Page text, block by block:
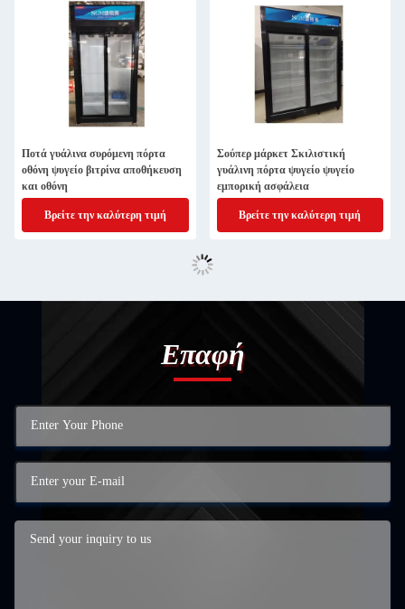
Ποτά γυάλινα συρόμενη πόρτα
οθόνη ψυγείο βιτρίνα αποθήκευση
και οθόνη
Βρείτε την καλύτερη τιμή
Σούπερ μάρκετ Σκιλιστική
γυάλινη πόρτα ψυγείο ψυγείο
εμπορική ασφάλεια
Βρείτε την καλύτερη τιμή
Επαφή